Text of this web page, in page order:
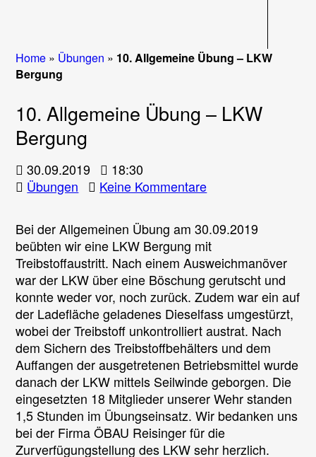
Home » Übungen » 10. Allgemeine Übung – LKW
Bergung
10. Allgemeine Übung – LKW
Bergung
30.09.2019
18:30
Übungen
Keine Kommentarezu
Übung
–
LKW
Bergung
Bei der Allgemeinen Übung am 30.09.2019
beübten wir eine LKW Bergung mit
Treibstoffaustritt. Nach einem Ausweichmanöver
war der LKW über eine Böschung gerutscht und
konnte weder vor, noch zurück. Zudem war ein auf
der Ladefläche geladenes Dieselfass umgestürzt,
wobei der Treibstoff unkontrolliert austrat. Nach
dem Sichern des Treibstoffbehälters und dem
Auffangen der ausgetretenen Betriebsmittel wurde
danach der LKW mittels Seilwinde geborgen. Die
eingesetzten 18 Mitglieder unserer Wehr standen
1,5 Stunden im Übungseinsatz. Wir bedanken uns
bei der Firma ÖBAU Reisinger für die
Zurverfügungstellung des LKW sehr herzlich.